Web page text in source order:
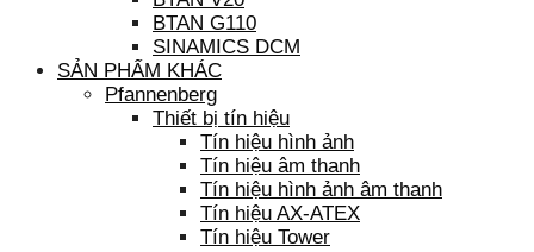
BTAN G110
SINAMICS DCM
SẢN PHẨM KHÁC
Pfannenberg
Thiết bị tín hiệu
Tín hiệu hình ảnh
Tín hiệu âm thanh
Tín hiệu hình ảnh âm thanh
Tín hiệu AX-ATEX
Tín hiệu Tower